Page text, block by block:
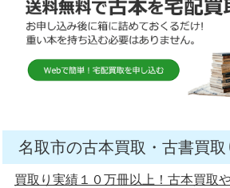
名取市の古本買取・古書買
買取り実績１０万冊以上！古本買取